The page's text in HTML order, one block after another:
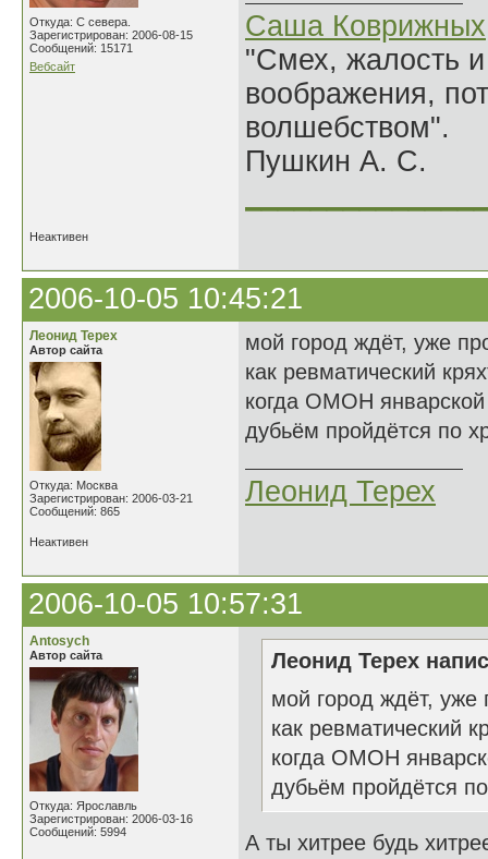
Откуда: С севера.
Зарегистрирован: 2006-08-15
Сообщений: 15171
Вебсайт
Саша Коврижных
"Смех, жалость
воображения,
волшебством".
Пушкин А. С.
Неактивен
2006-10-05 10:45:21
Леонид Терех
Автор сайта
Откуда: Москва
Зарегистрирован: 2006-03-21
Сообщений: 865
мой город ждёт, уже
как ревматический
когда ОМОН январской
дубьём пройдётся по
Леонид Терех
Неактивен
2006-10-05 10:57:31
Antosych
Автор сайта
Откуда: Ярославль
Зарегистрирован: 2006-03-16
Сообщений: 5994
Леонид Терех
мой город ждёт, уже
как ревматический
когда ОМОН
дубьём пройдётся
А ты хитрее будь